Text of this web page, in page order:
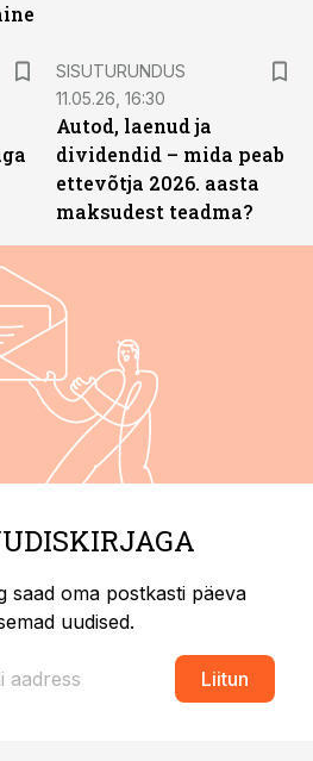
SISUTURUNDUS
11.05.26, 16:30
Autod, laenud ja
dividendid – mida peab
ettevõtja 2026. aasta
maksudest teadma?
saad oma postkasti päeva
uudised.
Liitun